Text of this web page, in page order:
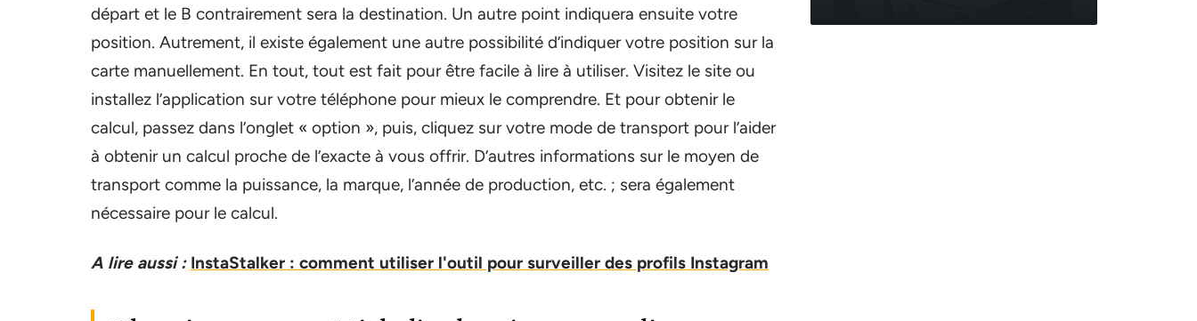
départ et le B contrairement sera la destination. Un autre point indiquera ensuite votre
position. Autrement, il existe également une autre possibilité d’indiquer votre position sur la
carte manuellement. En tout, tout est fait pour être facile à lire à utiliser. Visitez le site ou
installez l’application sur votre téléphone pour mieux le comprendre. Et pour obtenir le
calcul, passez dans l’onglet « option », puis, cliquez sur votre mode de transport pour l’aider
à obtenir un calcul proche de l’exacte à vous offrir. D’autres informations sur le moyen de
transport comme la puissance, la marque, l’année de production, etc. ; sera également
nécessaire pour le calcul.
A lire aussi : InstaStalker : comment utiliser l'outil pour surveiller des profils Instagram